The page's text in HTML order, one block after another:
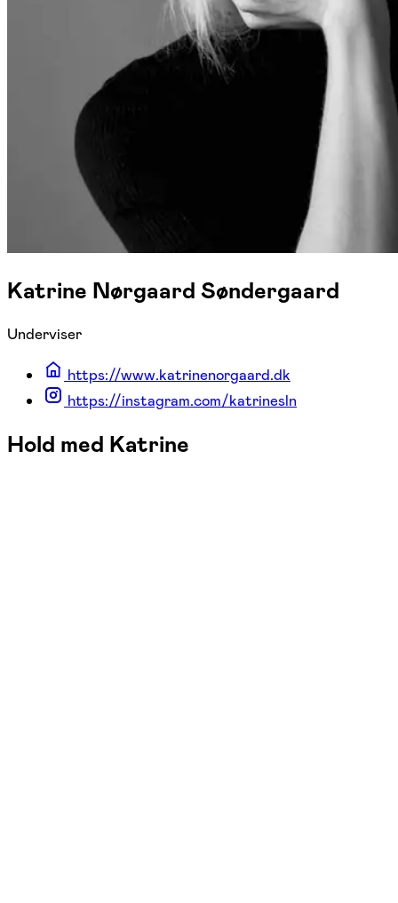
Katrine Nørgaard Søndergaard
Underviser
https://www.katrinenorgaard.dk
https://instagram.com/katrinesln
Hold med Katrine